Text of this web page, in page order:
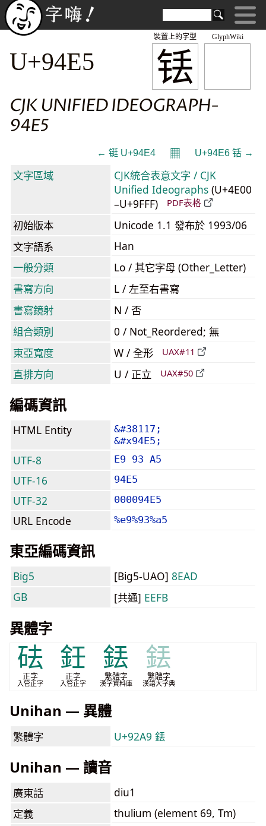
GlyphWiki
铥
裝置上的字型
U+94E5
CJK UNIFIED IDEOGRAPH-
94E5
← 铤 U+94E4 𝄜 U+94E6 铦 →
文字區域
CJK統合表意文字 / CJK
Unified Ideographs (U+4E00
–U+9FFF)
PDF表格
初始版本
Unicode 1.1 發布於 1993/06
文字語系
Han
一般分類
Lo / 其它字母 (Other_Letter)
書寫方向
L / 左至右書寫
書寫鏡射
N / 否
組合類別
0 / Not_Reordered; 無
東亞寬度
W / 全形 UAX#11
直排方向 U / 正立 UAX#50
編碼資訊
HTML Entity
&#38117;
&#x94E5;
UTF-8 E9 93 A5
UTF-16 94E5
UTF-32 000094E5
URL Encode %e9%93%a5
東亞編碼資訊
Big5 [Big5-UAO] 8EAD
GB
[共通] EEFB
異體字
砝
正字
入管正字
鈓
正字
入管正字
銩
繁體字
漢字資料庫
銩
繁體字
漢語大字典
Unihan — 異體
繁體字 U+92A9 銩
Unihan — 讀音
廣東話
diu1
定義
thulium (element 69, Tm)